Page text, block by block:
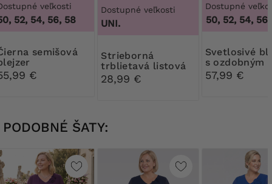
veľkosti
52, 54, 56, 58
€
Dostupné veľkosti
UNI.
Strieborná
trblietavá listová
kabelka
28,99 €
Dostupné
46, 48, 50, 52, 54, 56,
Svetlosivé blejzer
s ozdobným
gombíkom
57,99 €
PODOBNÉ ŠATY: